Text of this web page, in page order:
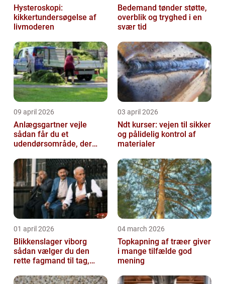
Hysteroskopi:
kikkertundersøgelse af
livmoderen
Bedemand tønder støtte,
overblik og tryghed i en
svær tid
09 april 2026
Anlægsgartner vejle
sådan får du et
udendørsområde, der
03 april 2026
Ndt kurser: vejen til sikker
og pålidelig kontrol af
materialer
01 april 2026
Blikkenslager viborg
sådan vælger du den
rette fagmand til tag,
04 march 2026
Topkapning af træer giver
i mange tilfælde god
mening